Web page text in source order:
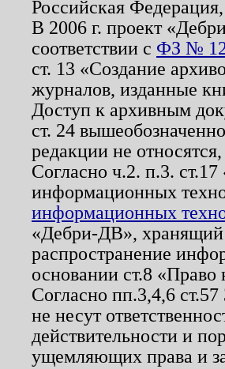
Российская
В 2006 г. проект
соответствии с ФЗ №
ст. 13 «Создание
журналов, изданные
Доступ к архивным
ст. 24
редакции не
Согласно ч.2. п.3.
информационных
информационных
«Дебри-ДВ», хранящий
распространение
основании ст.8
Согласно пп.3,4,6
не несут
действительности и
ущемляющих права и